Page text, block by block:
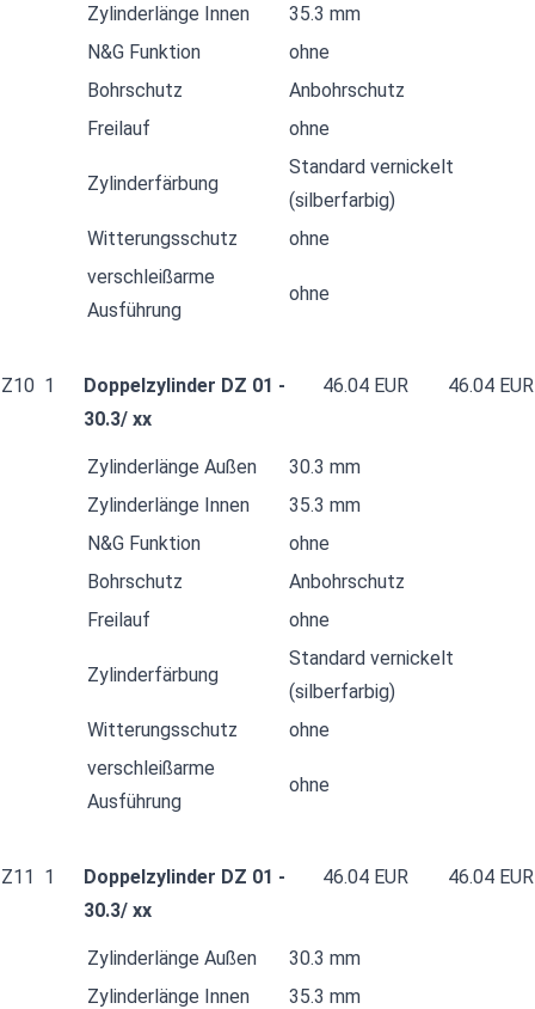
Zylinderlänge Innen
35.3 mm
N&G Funktion
ohne
Bohrschutz
Anbohrschutz
Freilauf
ohne
Zylinderfärbung
Standard vernickelt
(silberfarbig)
Witterungsschutz
ohne
verschleißarme
Ausführung
ohne
Z10 1
Doppelzylinder DZ 01 -
30.3/ xx
46.04 EUR 46.04 EUR
Zylinderlänge Außen
30.3 mm
Zylinderlänge Innen
35.3 mm
N&G Funktion
ohne
Bohrschutz
Anbohrschutz
Freilauf
ohne
Zylinderfärbung
Standard vernickelt
(silberfarbig)
Witterungsschutz
ohne
verschleißarme
Ausführung
ohne
Z11 1
Doppelzylinder DZ 01 -
30.3/ xx
46.04 EUR 46.04 EUR
Zylinderlänge Außen
30.3 mm
Zylinderlänge Innen
35.3 mm